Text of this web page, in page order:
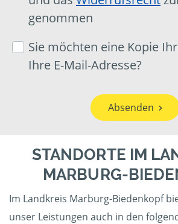
genommen
Sie möchten eine Kopie
Ihre E-Mail-Adresse?
Absenden
STANDORTE IM
MARBURG-
Im Landkreis Marburg-Biedenkopf
unser Leistungen auch in den